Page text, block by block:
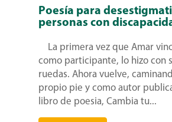
Poesía para
personas con
La primera vez que Amar
como participante, lo hizo con
ruedas. Ahora vuelve,
propio pie y como autor
libro de poesia, Cambia tu...